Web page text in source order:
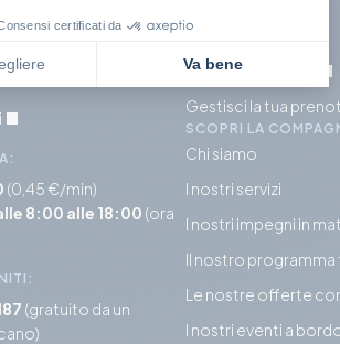
modifica o porre
SERVIZIO
(0,45 €/min)
8:00 alle 18:00 (ora
(gratuito da un
Check in
Prenotare un volo
Gestisci la tua
SCOPRI LA
Chi siamo
I nostri servizi
I nostri impegni in
Il nostro
Le nostre offerte
I nostri eventi a